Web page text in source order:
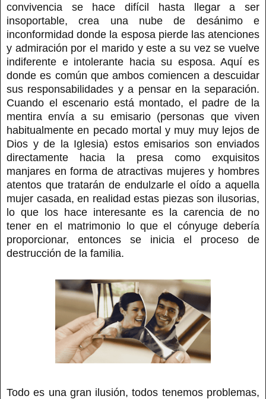
convivencia se hace difícil hasta llegar a ser
insoportable, crea una nube de desánimo e
inconformidad donde la esposa pierde las atenciones
y admiración por el marido y este a su vez se vuelve
indiferente e intolerante hacia su esposa. Aquí es
donde es común que ambos comiencen a descuidar
sus responsabilidades y a pensar en la separación.
Cuando el escenario está montado, el padre de la
mentira envía a su emisario (personas que viven
habitualmente en pecado mortal y muy muy lejos de
Dios y de la Iglesia) estos emisarios son enviados
directamente hacia la presa como exquisitos
manjares en forma de atractivas mujeres y hombres
atentos que tratarán de endulzarle el oído a aquella
mujer casada, en realidad estas piezas son ilusorias,
lo que los hace interesante es la carencia de no
tener en el matrimonio lo que el cónyuge debería
proporcionar, entonces se inicia el proceso de
destrucción de la familia.
Todo es una gran ilusión, todos tenemos problemas,